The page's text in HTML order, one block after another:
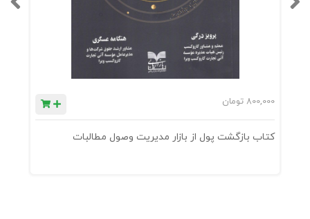
800,000 تومان
کتاب بازگشت پول از بازار مدیریت وصول مطالبات